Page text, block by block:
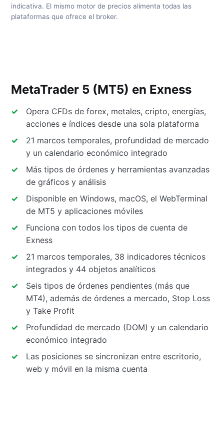
indicativa. El mismo motor de precios alimenta todas las
plataformas que ofrece el broker.
MetaTrader 5 (MT5) en Exness
Opera CFDs de forex, metales, cripto, energías,
acciones e índices desde una sola plataforma
21 marcos temporales, profundidad de mercado
y un calendario económico integrado
Más tipos de órdenes y herramientas avanzadas
de gráficos y análisis
Disponible en Windows, macOS, el WebTerminal
de MT5 y aplicaciones móviles
Funciona con todos los tipos de cuenta de
Exness
21 marcos temporales, 38 indicadores técnicos
integrados y 44 objetos analíticos
Seis tipos de órdenes pendientes (más que
MT4), además de órdenes a mercado, Stop Loss
y Take Profit
Profundidad de mercado (DOM) y un calendario
económico integrado
Las posiciones se sincronizan entre escritorio,
web y móvil en la misma cuenta